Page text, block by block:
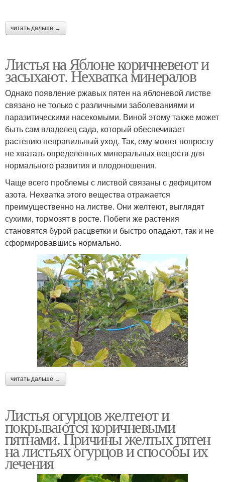
читать дальше →
Листья на Яблоне коричневеют и
засыхают. Нехватка минералов
Однако появление ржавых пятен на яблоневой листве
связано не только с различными заболеваниями и
паразитическими насекомыми. Виной этому также может
быть сам владелец сада, который обеспечивает
растению неправильный уход. Так, ему может попросту
не хватать определённых минеральных веществ для
нормального развития и плодоношения.
Чаще всего проблемы с листвой связаны с дефицитом
азота. Нехватка этого вещества отражается
преимущественно на листве. Они желтеют, выглядят
сухими, тормозят в росте. Побеги же растения
становятся бурой расцветки и быстро опадают, так и не
сформировавшись нормально.
читать дальше →
Листья огурцов желтеют и
покрываются коричневыми
пятнами. Причины желтых пятен
на листьях огурцов и способы их
лечения